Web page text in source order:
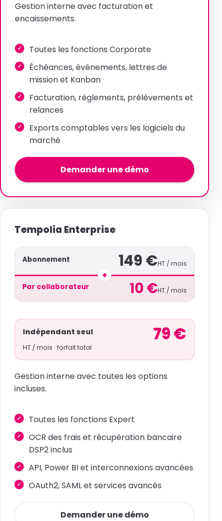
Gestion interne avec facturation et
encaissements.
Toutes les fonctions Corporate
Échéances, événements, lettres de
mission et Kanban
Facturation, règlements, prélèvements et
relances
Exports comptables vers les logiciels du
marché
Demander une démo
Tempolia Enterprise
Abonnement 149 €HT / mois
+
Par collaborateur 10 €HT / mois
Indépendant seul 79 €
HT / mois · forfait total
Gestion interne avec toutes les options
incluses.
Toutes les fonctions Expert
OCR des frais et récupération bancaire
DSP2 inclus
API, Power BI et interconnexions avancées
OAuth2, SAML et services avancés
Demander une démo